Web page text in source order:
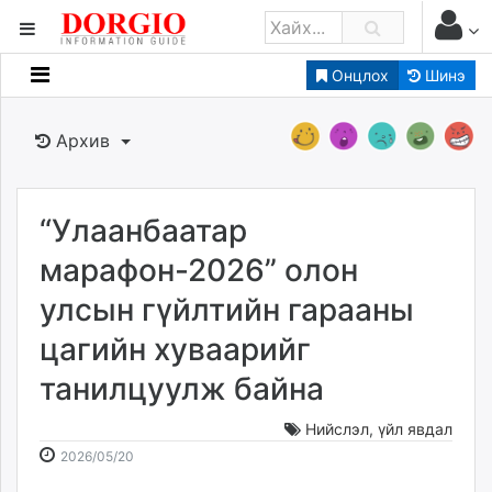
Онцлох Шинэ
Мэдээллийн
Банк санхүү
Бизнес ААН
Төрийн
dorgio.mn
Gogo.mn
caak.mn
news.mn
Baabar.mn
Архив
“Улаанбаатар
марафон-2026” олон
улсын гүйлтийн гарааны
цагийн хуваарийг
танилцуулж байна
Нийслэл, үйл явдал
2026/05/20